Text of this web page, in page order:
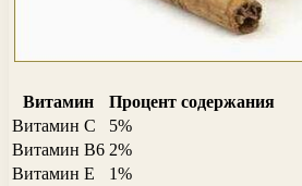
Витамин
Процент содержания
Витамин C
5%
Витамин B6 2%
Витамин E
1%